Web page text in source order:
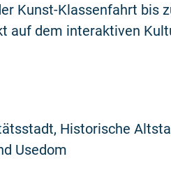
Kunst-Klassenfahrt bis
auf dem interaktiven
Historische
Usedom